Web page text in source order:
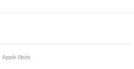
Apple Store